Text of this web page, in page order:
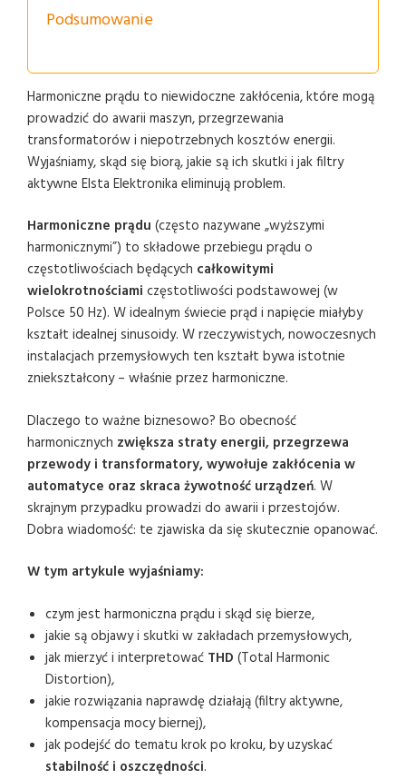
Podsumowanie
Harmoniczne prądu to niewidoczne zakłócenia, które mogą
prowadzić do awarii maszyn, przegrzewania
transformatorów i niepotrzebnych kosztów energii.
Wyjaśniamy, skąd się biorą, jakie są ich skutki i jak filtry
aktywne Elsta Elektronika eliminują problem.
Harmoniczne prądu (często nazywane „wyższymi
harmonicznymi”) to składowe przebiegu prądu o
częstotliwościach będących całkowitymi
wielokrotnościami częstotliwości podstawowej (w
Polsce 50 Hz). W idealnym świecie prąd i napięcie miałyby
kształt idealnej sinusoidy. W rzeczywistych, nowoczesnych
instalacjach przemysłowych ten kształt bywa istotnie
zniekształcony – właśnie przez harmoniczne.
Dlaczego to ważne biznesowo? Bo obecność
harmonicznych zwiększa straty energii, przegrzewa
przewody i transformatory, wywołuje zakłócenia w
automatyce oraz skraca żywotność urządzeń. W
skrajnym przypadku prowadzi do awarii i przestojów.
Dobra wiadomość: te zjawiska da się skutecznie opanować.
W tym artykule wyjaśniamy:
czym jest harmoniczna prądu i skąd się bierze,
jakie są objawy i skutki w zakładach przemysłowych,
jak mierzyć i interpretować THD (Total Harmonic
Distortion),
jakie rozwiązania naprawdę działają (filtry aktywne,
kompensacja mocy biernej),
jak podejść do tematu krok po kroku, by uzyskać
stabilność i oszczędności.